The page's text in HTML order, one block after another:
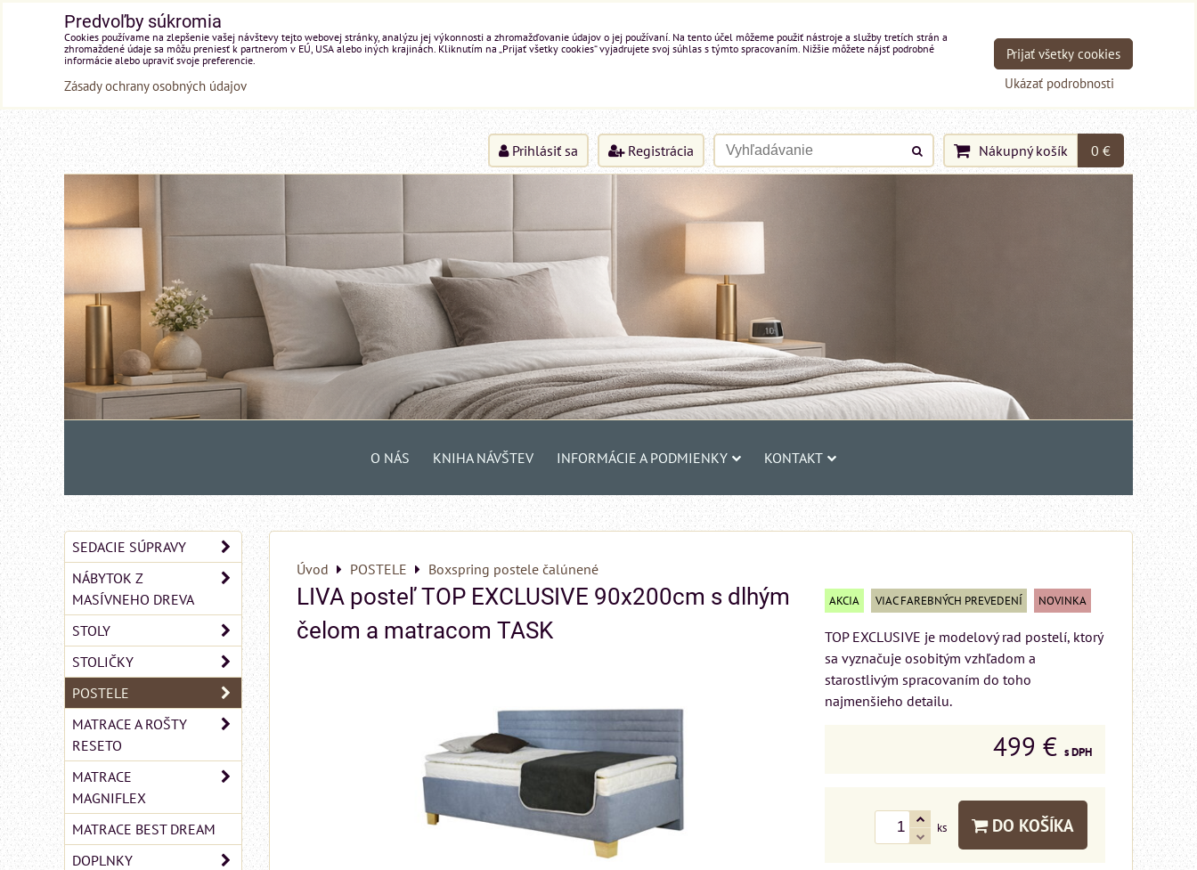
Prihlásiť sa Registrácia Nákupný košík 0 €
O NÁS KNIHA NÁVŠTEV INFORMÁCIE A PODMIENKY KONTAKT
Úvod POSTELE Boxspring postele čalúnené
LIVA posteľ TOP EXCLUSIVE 90x200cm s dlhým
čelom a matracom TASK
AKCIA VIAC FAREBNÝCH PREVEDENÍ NOVINKA
TOP EXCLUSIVE je modelový rad postelí, ktorý
sa vyznačuje osobitým vzhľadom a
starostlivým spracovaním do toho
najmenšieho detailu.
499 € s DPH
ks DO KOŠÍKA
SEDACIE SÚPRAVY
NÁBYTOK Z
MASÍVNEHO DREVA
STOLY
STOLIČKY
POSTELE
MATRACE A ROŠTY
RESETO
MATRACE
MAGNIFLEX
MATRACE BEST DREAM
DOPLNKY
Predvoľby súkromia
Cookies používame na zlepšenie vašej návštevy tejto webovej stránky, analýzu jej výkonnosti a zhromažďovanie údajov o jej používaní. Na tento účel môžeme použiť nástroje a služby tretích strán a
zhromaždené údaje sa môžu preniesť k partnerom v EÚ, USA alebo iných krajinách. Kliknutím na „Prijať všetky cookies“ vyjadrujete svoj súhlas s týmto spracovaním. Nižšie môžete nájsť podrobné
informácie alebo upraviť svoje preferencie.
Zásady ochrany osobných údajov Ukázať podrobnosti
Prijať všetky cookies